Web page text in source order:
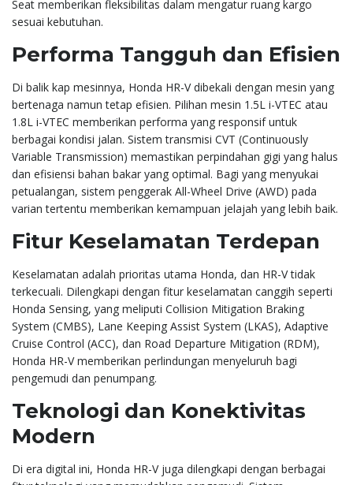
Seat memberikan fleksibilitas dalam mengatur ruang kargo
sesuai kebutuhan.
Performa Tangguh dan Efisien
Di balik kap mesinnya, Honda HR-V dibekali dengan mesin yang
bertenaga namun tetap efisien. Pilihan mesin 1.5L i-VTEC atau
1.8L i-VTEC memberikan performa yang responsif untuk
berbagai kondisi jalan. Sistem transmisi CVT (Continuously
Variable Transmission) memastikan perpindahan gigi yang halus
dan efisiensi bahan bakar yang optimal. Bagi yang menyukai
petualangan, sistem penggerak All-Wheel Drive (AWD) pada
varian tertentu memberikan kemampuan jelajah yang lebih baik.
Fitur Keselamatan Terdepan
Keselamatan adalah prioritas utama Honda, dan HR-V tidak
terkecuali. Dilengkapi dengan fitur keselamatan canggih seperti
Honda Sensing, yang meliputi Collision Mitigation Braking
System (CMBS), Lane Keeping Assist System (LKAS), Adaptive
Cruise Control (ACC), dan Road Departure Mitigation (RDM),
Honda HR-V memberikan perlindungan menyeluruh bagi
pengemudi dan penumpang.
Teknologi dan Konektivitas
Modern
Di era digital ini, Honda HR-V juga dilengkapi dengan berbagai